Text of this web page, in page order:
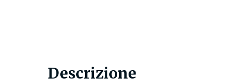
Descrizione